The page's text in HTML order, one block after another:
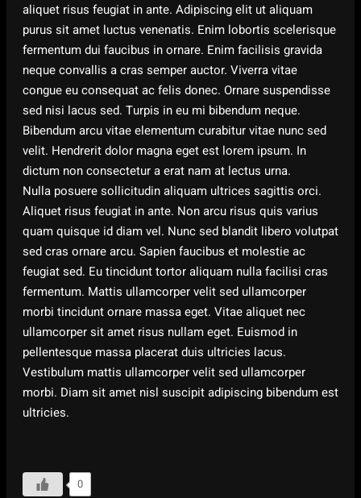
aliquet risus feugiat in ante. Adipiscing elit ut aliquam
purus sit amet luctus venenatis. Enim lobortis scelerisque
fermentum dui faucibus in ornare. Enim facilisis gravida
neque convallis a cras semper auctor. Viverra vitae
congue eu consequat ac felis donec. Ornare suspendisse
sed nisi lacus sed. Turpis in eu mi bibendum neque.
Bibendum arcu vitae elementum curabitur vitae nunc sed
velit. Hendrerit dolor magna eget est lorem ipsum. In
dictum non consectetur a erat nam at lectus urna.
Nulla posuere sollicitudin aliquam ultrices sagittis orci.
Aliquet risus feugiat in ante. Non arcu risus quis varius
quam quisque id diam vel. Nunc sed blandit libero volutpat
sed cras ornare arcu. Sapien faucibus et molestie ac
feugiat sed. Eu tincidunt tortor aliquam nulla facilisi cras
fermentum. Mattis ullamcorper velit sed ullamcorper
morbi tincidunt ornare massa eget. Vitae aliquet nec
ullamcorper sit amet risus nullam eget. Euismod in
pellentesque massa placerat duis ultricies lacus.
Vestibulum mattis ullamcorper velit sed ullamcorper
morbi. Diam sit amet nisl suscipit adipiscing bibendum est
ultricies.
0